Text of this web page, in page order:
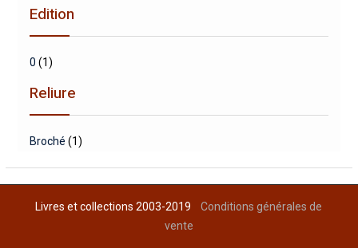
Edition
0 (1)
Reliure
Broché (1)
Livres et collections 2003-2019Conditions générales de
vente